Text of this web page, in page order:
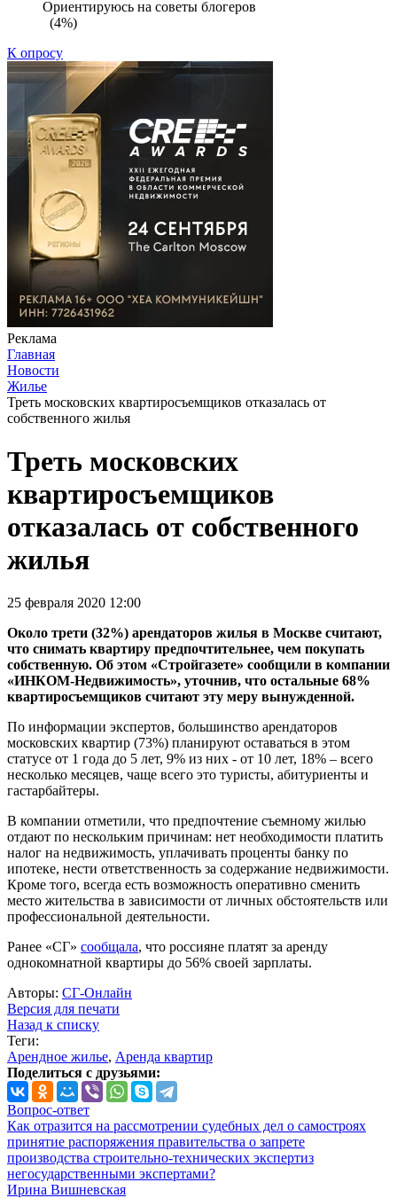
Ориентируюсь на советы блогеров
(4%)
К опросу
Реклама
Главная
Новости
Жилье
Треть московских квартиросъемщиков отказалась от
собственного жилья
Треть московских
квартиросъемщиков
отказалась от собственного
жилья
25 февраля 2020 12:00
Около трети (32%) арендаторов жилья в Москве считают,
что снимать квартиру предпочтительнее, чем покупать
собственную. Об этом «Стройгазете» сообщили в компании
«ИНКОМ-Недвижимость», уточнив, что остальные 68%
квартиросъемщиков считают эту меру вынужденной.
По информации экспертов, большинство арендаторов
московских квартир (73%) планируют оставаться в этом
статусе от 1 года до 5 лет, 9% из них - от 10 лет, 18% – всего
несколько месяцев, чаще всего это туристы, абитуриенты и
гастарбайтеры.
В компании отметили, что предпочтение съемному жилью
отдают по нескольким причинам: нет необходимости платить
налог на недвижимость, уплачивать проценты банку по
ипотеке, нести ответственность за содержание недвижимости.
Кроме того, всегда есть возможность оперативно сменить
место жительства в зависимости от личных обстоятельств или
профессиональной деятельности.
Ранее «СГ» сообщала, что россияне платят за аренду
однокомнатной квартиры до 56% своей зарплаты.
Авторы: СГ-Онлайн
Версия для печати
Назад к списку
Теги:
Арендное жилье, Аренда квартир
Поделиться с друзьями:
Вопрос-ответ
Как отразится на рассмотрении судебных дел о самостроях
принятие распоряжения правительства о запрете
производства строительно-технических экспертиз
негосударственными экспертами?
Ирина Вишневская